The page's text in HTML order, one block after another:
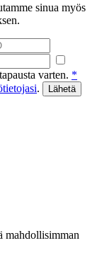
sinua myös
varten. *
.
mahdollisimman